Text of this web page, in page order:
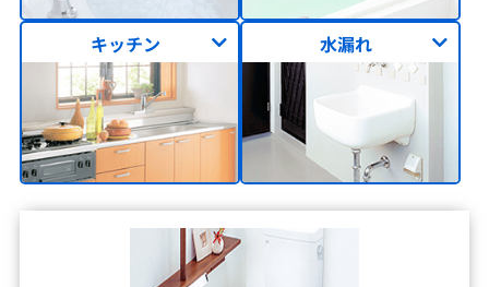
キッチン 水漏れ